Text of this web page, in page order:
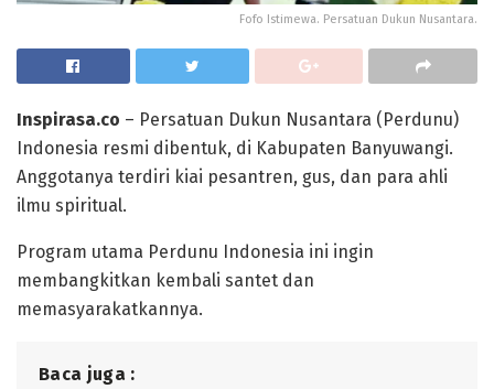
Fofo Istimewa. Persatuan Dukun Nusantara.
Inspirasa.co – Persatuan Dukun Nusantara (Perdunu)
Indonesia resmi dibentuk, di Kabupaten Banyuwangi.
Anggotanya terdiri kiai pesantren, gus, dan para ahli
ilmu spiritual.
Program utama Perdunu Indonesia ini ingin
membangkitkan kembali santet dan
memasyarakatkannya.
Baca juga :